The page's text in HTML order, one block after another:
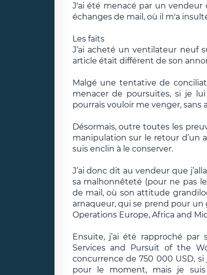
J'ai été menacé par un
échanges de mail, où il m'a
Les faits
J’ai acheté un ventilateur neuf
article était différent de son
Malgé une tentative de
menacer de poursuites, si je
pourrais vouloir me venger, sans
Désormais, outre toutes les
manipulation sur le retour d’un
suis enclin à le conserver.
J’ai donc dit au vendeur que
sa malhonnêteté (pour ne pas
de mail, où son attitude
arnaqueur, qui se prend pour un
Operations Europe, Africa and
Ensuite, j’ai été rapproché
Services and Pursuit of the
concurrence de 750 000 USD,
pour le moment, mais je